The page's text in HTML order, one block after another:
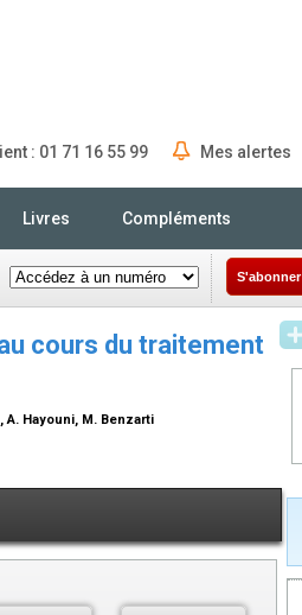
: 01 71 16 55 99 Mes alertes
Livres Compléments
S'abonner
cours du traitement
A. Hayouni, M. Benzarti